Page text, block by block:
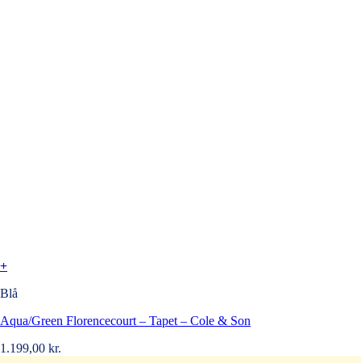
+
Blå
Aqua/Green Florencecourt – Tapet – Cole & Son
1.199,00 kr.